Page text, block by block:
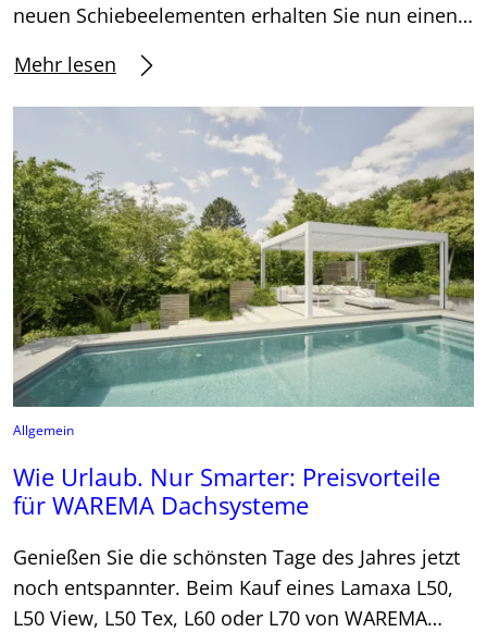
neuen Schiebeelementen erhalten Sie nun einen…
Mehr lesen
Allgemein
Wie Urlaub. Nur Smarter: Preisvorteile
für WAREMA Dachsysteme
Genießen Sie die schönsten Tage des Jahres jetzt
noch entspannter. Beim Kauf eines Lamaxa L50,
L50 View, L50 Tex, L60 oder L70 von WAREMA…